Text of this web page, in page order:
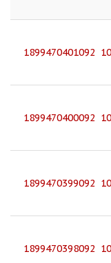
1899470401092
1899470400092
1899470399092
1899470398092